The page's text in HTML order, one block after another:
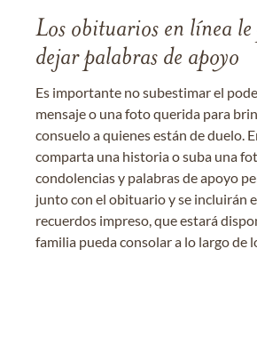
Los obituarios en línea
dejar palabras de apoyo
Es importante no subestimar el
mensaje o una foto querida para
consuelo a quienes están de duelo.
comparta una historia o suba una
condolencias y palabras de apoyo
junto con el obituario y se incluirán
recuerdos impreso, que estará
familia pueda consolar a lo largo de